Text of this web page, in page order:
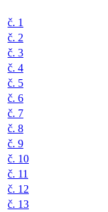
č. 1
č. 2
č. 3
č. 4
č. 5
č. 6
č. 7
č. 8
č. 9
č. 10
č. 11
č. 12
č. 13